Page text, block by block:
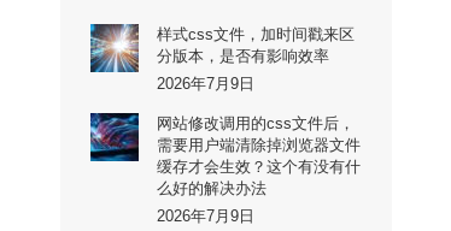
样式css文件，加时间戳来区
分版本，是否有影响效率
2026年7月9日
网站修改调用的css文件后，
需要用户端清除掉浏览器文件
缓存才会生效？这个有没有什
么好的解决办法
2026年7月9日